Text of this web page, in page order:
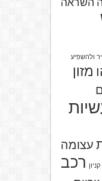
השראה
ולהשפיע
מזון
עצומה
קניון רכב